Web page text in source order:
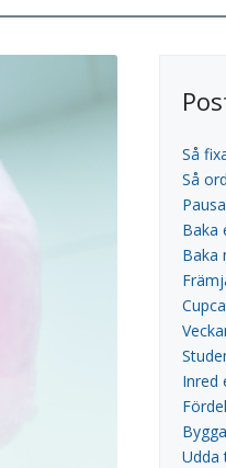
Så
Så
Baka
Baka
Inred
Udda